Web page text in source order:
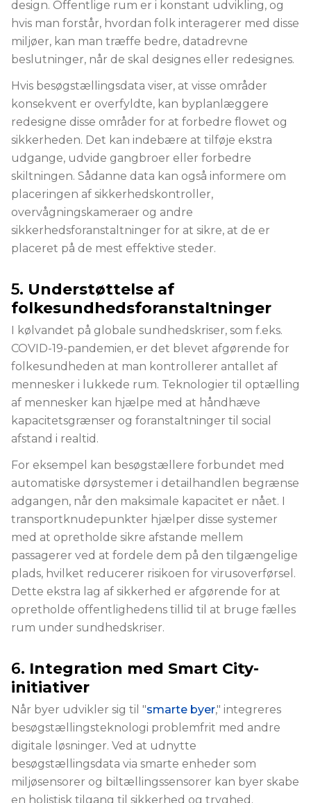
design. Offentlige rum er i konstant udvikling, og
hvis man forstår, hvordan folk interagerer med disse
miljøer, kan man træffe bedre, datadrevne
beslutninger, når de skal designes eller redesignes.
Hvis besøgstællingsdata viser, at visse områder
konsekvent er overfyldte, kan byplanlæggere
redesigne disse områder for at forbedre flowet og
sikkerheden. Det kan indebære at tilføje ekstra
udgange, udvide gangbroer eller forbedre
skiltningen. Sådanne data kan også informere om
placeringen af sikkerhedskontroller,
overvågningskameraer og andre
sikkerhedsforanstaltninger for at sikre, at de er
placeret på de mest effektive steder.
5. Understøttelse af
folkesundhedsforanstaltninger
I kølvandet på globale sundhedskriser, som f.eks.
COVID-19-pandemien, er det blevet afgørende for
folkesundheden at man kontrollerer antallet af
mennesker i lukkede rum. Teknologier til optælling
af mennesker kan hjælpe med at håndhæve
kapacitetsgrænser og foranstaltninger til social
afstand i realtid.
For eksempel kan besøgstællere forbundet med
automatiske dørsystemer i detailhandlen begrænse
adgangen, når den maksimale kapacitet er nået. I
transportknudepunkter hjælper disse systemer
med at opretholde sikre afstande mellem
passagerer ved at fordele dem på den tilgængelige
plads, hvilket reducerer risikoen for virusoverførsel.
Dette ekstra lag af sikkerhed er afgørende for at
opretholde offentlighedens tillid til at bruge fælles
rum under sundhedskriser.
6. Integration med Smart City-
initiativer
Når byer udvikler sig til "smarte byer," integreres
besøgstællingsteknologi problemfrit med andre
digitale løsninger. Ved at udnytte
besøgstællingsdata via smarte enheder som
miljøsensorer og biltællingssensorer kan byer skabe
en holistisk tilgang til sikkerhed og tryghed.